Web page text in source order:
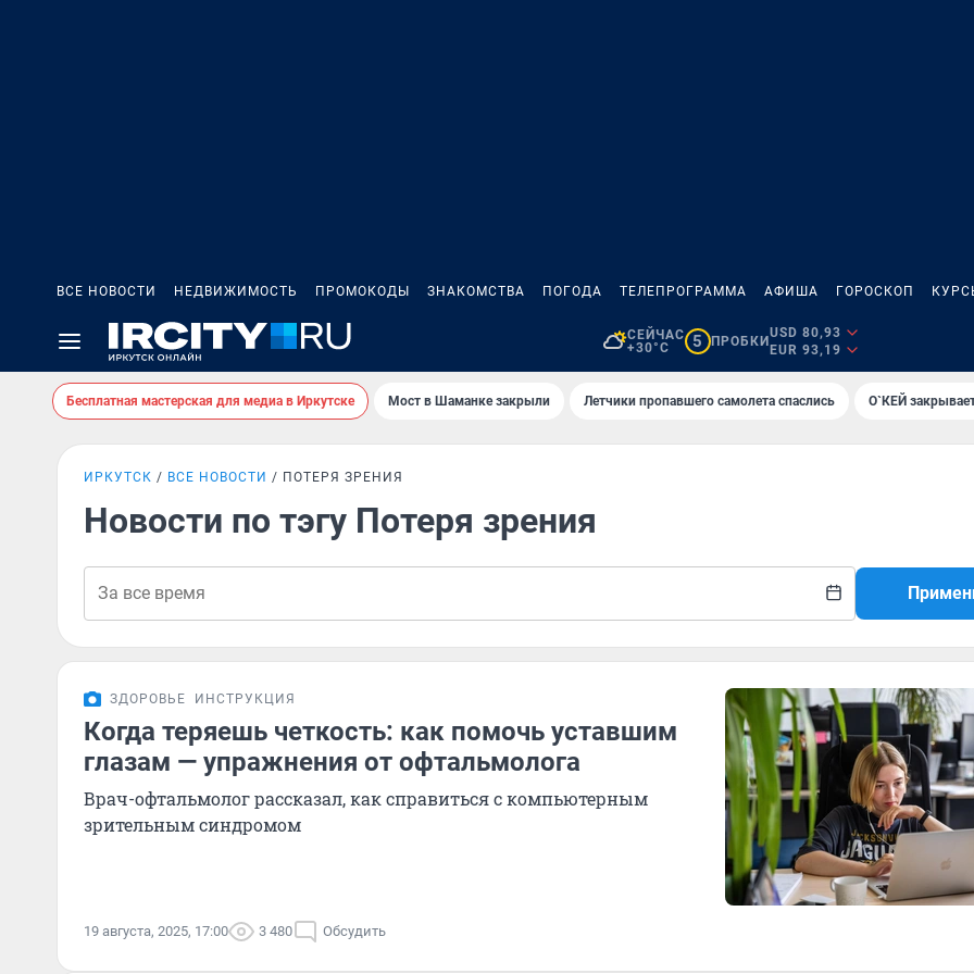
ВСЕ НОВОСТИ НЕДВИЖИМОСТЬ ПРОМОКОДЫ ЗНАКОМСТВА ПОГОДА ТЕЛЕПРОГРАММА АФИША ГОРОСКОП
СЕЙЧАС
+30°C
5 ПРОБКИ
USD 80,93
EUR 93,19
Бесплатная мастерская для медиа в Иркутске Мост в Шаманке закрыли Летчики пропавшего самолета спаслись О`КЕЙ
ИРКУТСК ВСЕ НОВОСТИ ПОТЕРЯ ЗРЕНИЯ
Новости по тэгу Потеря зрения
ЗДОРОВЬЕ ИНСТРУКЦИЯ
Когда теряешь четкость: как помочь уставшим
глазам — упражнения от офтальмолога
Врач-офтальмолог рассказал, как справиться с компьютерным
зрительным синдромом
19 августа, 2025, 17:00 3 480 Обсудить